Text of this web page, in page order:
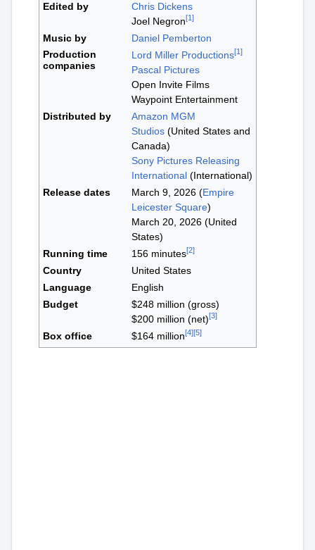
Edited by
Chris Dickens
Joel Negron[1]
Music by
Daniel Pemberton
Production
companies
Lord Miller Productions[1]
Pascal Pictures
Open Invite Films
Waypoint Entertainment
Distributed by
Amazon MGM
Studios (United States and
Canada)
Sony Pictures Releasing
International (International)
Release dates
March 9, 2026 (Empire
Leicester Square)
March 20, 2026 (United
States)
Running time
156 minutes[2]
Country
United States
Language
English
Budget
$248 million (gross)
$200 million (net)[3]
Box office $164 million[4][5]